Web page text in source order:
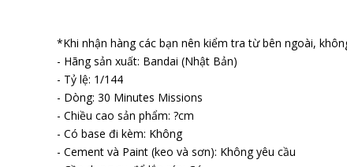
*Khi nhận hàng các bạn nên kiểm tra từ bên ngoài,
- Hãng sản xuất: Bandai (Nhật Bản)
- Tỷ lệ: 1/144
- Dòng: 30 Minutes Missions
- Chiều cao sản phẩm: ?cm
- Có base đi kèm: Không
- Cement và Paint (keo và sơn): Không yêu cầu